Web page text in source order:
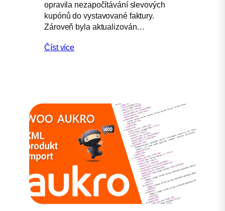
opravila nezapočítávání slevových
kupónů do vystavované faktury.
Zároveň byla aktualizován…
Číst více